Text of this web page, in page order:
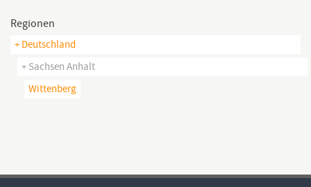
Regionen
+ Deutschland
+ Sachsen Anhalt
Wittenberg